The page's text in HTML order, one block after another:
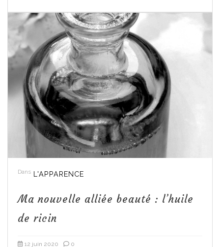
Dans L'APPARENCE
Ma nouvelle alliée beauté : l’huile
de ricin
12 juin 2020 0